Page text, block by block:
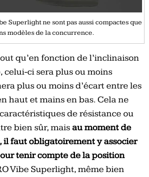
Superlight ne sont pas aussi compactes que
modèles de la concurrence.
qu’en fonction de l’inclinaison
celui-ci sera plus ou moins
plus ou moins d’écart entre les
haut et mains en bas. Cela ne
de résistance ou
bien sûr, maisau moment de
il faut obligatoirement y associer
tenir compte de la position
Vibe Superlight, même bien